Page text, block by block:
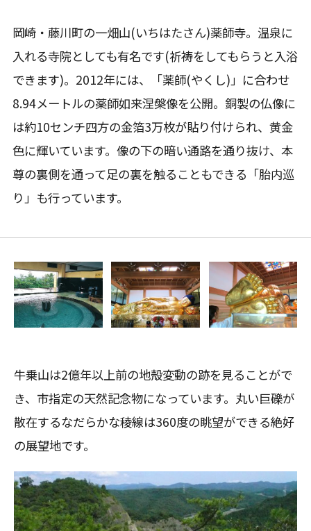
岡崎・藤川町の一畑山(いちはたさん)薬師寺。温泉に
入れる寺院としても有名です(祈祷をしてもらうと入浴
できます)。2012年には、「薬師(やくし)」に合わせ
8.94メートルの薬師如来涅槃像を公開。銅製の仏像に
は約10センチ四方の金箔3万枚が貼り付けられ、黄金
色に輝いています。像の下の暗い通路を通り抜け、本
尊の裏側を通って足の裏を触ることもできる「胎内巡
り」も行っています。
牛乗山は2億年以上前の地殻変動の跡を見ることがで
き、市指定の天然記念物になっています。丸い巨礫が
散在するなだらかな稜線は360度の眺望ができる絶好
の展望地です。